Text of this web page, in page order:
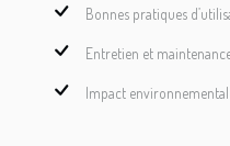
Bonnes pratiques
Entretien et
Impact